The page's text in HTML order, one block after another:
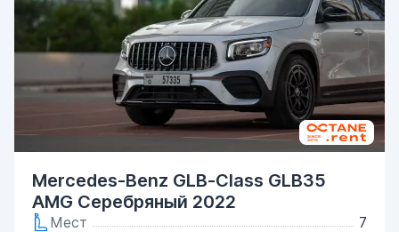
Mercedes-Benz GLB-Class GLB35
AMG Серебряный 2022
Мест
7